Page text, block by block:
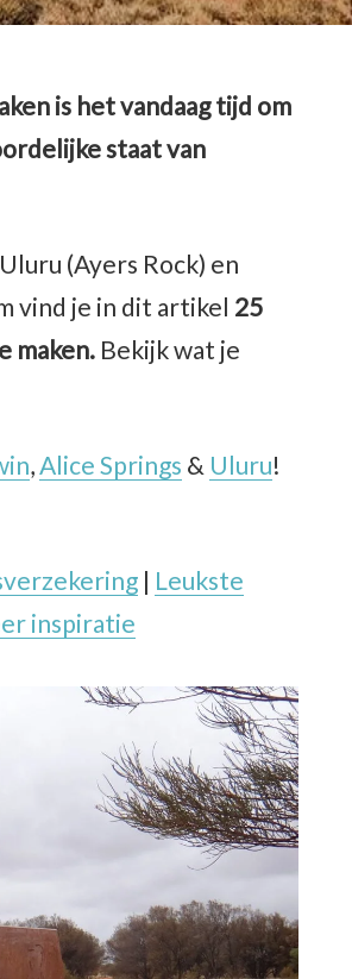
is het vandaag tijd om
staat van
(Ayers Rock) en
vind je in dit artikel 25
maken. Bekijk wat je
,Alice Springs & Uluru!
| Leukste
inspiratie